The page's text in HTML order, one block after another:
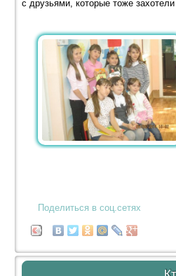
с друзьями, которые тоже
Поделиться в соц.сетях